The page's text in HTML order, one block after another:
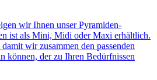
wir Ihnen unser Pyramiden-
ist als Mini, Midi oder Maxi erhältlich.
wir zusammen den passenden
können, der zu Ihren Bedürfnissen